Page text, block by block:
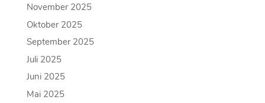
November 2025
Oktober 2025
September 2025
Juli 2025
Juni 2025
Mai 2025